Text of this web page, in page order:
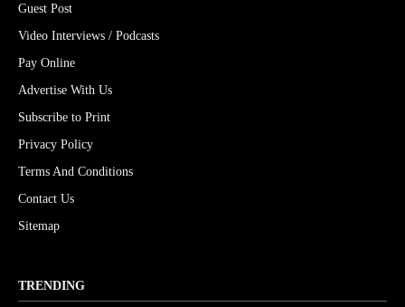
Guest Post
Video Interviews / Podcasts
Pay Online
Advertise With Us
Subscribe to Print
Privacy Policy
Terms And Conditions
Contact Us
Sitemap
TRENDING